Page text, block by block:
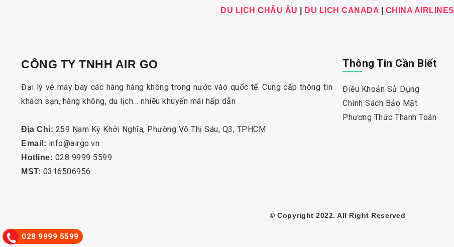
DU LỊCH CHÂU ÂU DU LỊCH CANADA CHINA AIRLINES
CÔNG TY TNHH AIR GO
Đại lý vé máy bay các hãng hàng không trong nước vào quốc tế. Cung cấp thông tin
khách sạn, hàng không, du lịch… nhiều khuyến mãi hấp dẫn
Địa Chỉ: 259 Nam Kỳ Khởi Nghĩa, Phường Võ Thị Sáu, Q3, TPHCM
Email: info@airgo.vn
Hotline: 028 9999 5599
MST: 0316506956
Thông Tin Cần Biết
Điều Khoản Sử Dụng
Chính Sách Bảo Mật
Phương Thức Thanh Toán
© Copyright 2022. All Right Reserved
028 9999 5599